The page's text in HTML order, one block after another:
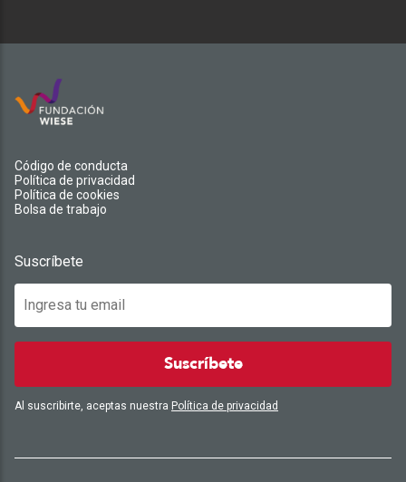
Código de conducta
Política de privacidad
Política de cookies
Bolsa de trabajo
Suscríbete
Suscríbete
Al suscribirte, aceptas nuestra Política de privacidad